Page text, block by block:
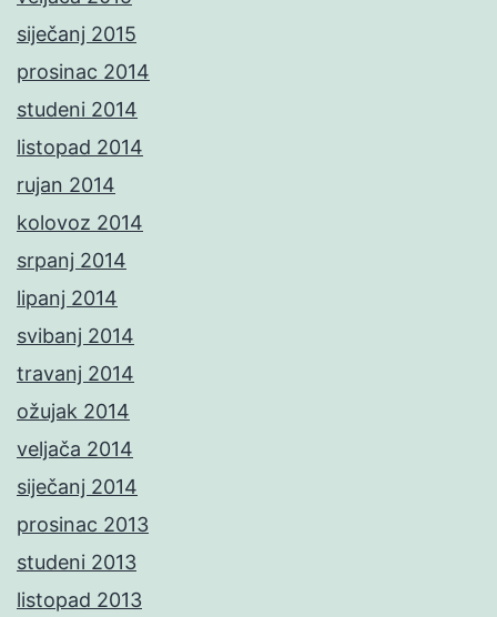
siječanj 2015
prosinac 2014
studeni 2014
listopad 2014
rujan 2014
kolovoz 2014
srpanj 2014
lipanj 2014
svibanj 2014
travanj 2014
ožujak 2014
veljača 2014
siječanj 2014
prosinac 2013
studeni 2013
listopad 2013